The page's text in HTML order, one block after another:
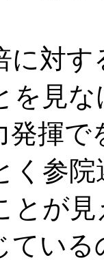
対す
を見
発揮
く参
とが
てい